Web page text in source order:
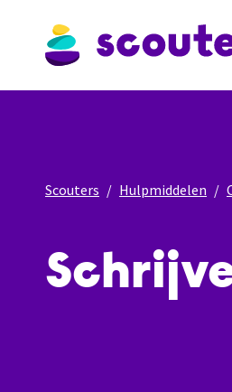
Scouters Hulpmiddelen